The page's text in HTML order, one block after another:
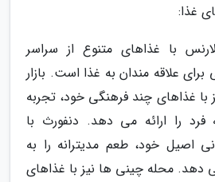
غذا:
با غذاهای متنوع از سراسر
علاقه مندان به غذا است. بازار
با غذاهای چند فرهنگی خود، تجربه
فرد را ارائه می دهد. دنفورث با
اصیل خود، طعم مدیترانه را به
دهد. محله چینی ها نیز با غذاهای